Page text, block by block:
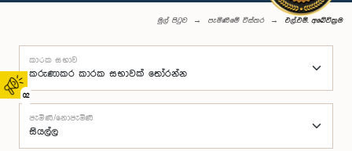
02
මුල් පිටුව පැමිණීමේ විස්තර එල්.එම්. අබේවික්‍රම
කාරක සභාව
පැමිණි/නොපැමිණි